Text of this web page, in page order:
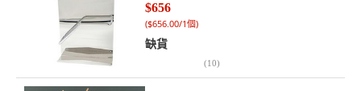
$656
($656.00/1個)
缺貨
(10)